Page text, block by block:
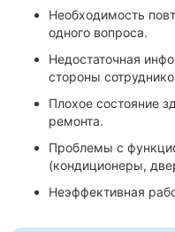
Необходимость
одного вопроса.
Недостаточная
стороны
Плохое состояние
ремонта.
Проблемы с
(кондиционеры,
Неэффективная